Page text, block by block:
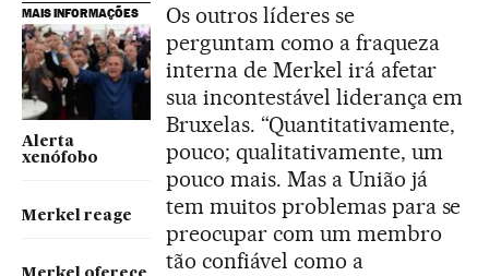
MAIS INFORMAÇÕES
Alerta
xenófobo
Merkel reage
Os outros líderes se
perguntam como a fraqueza
interna de Merkel irá afetar
sua incontestável liderança em
Bruxelas. “Quantitativamente,
pouco; qualitativamente, um
pouco mais. Mas a União já
tem muitos problemas para se
preocupar com um membro
tão confiável como a